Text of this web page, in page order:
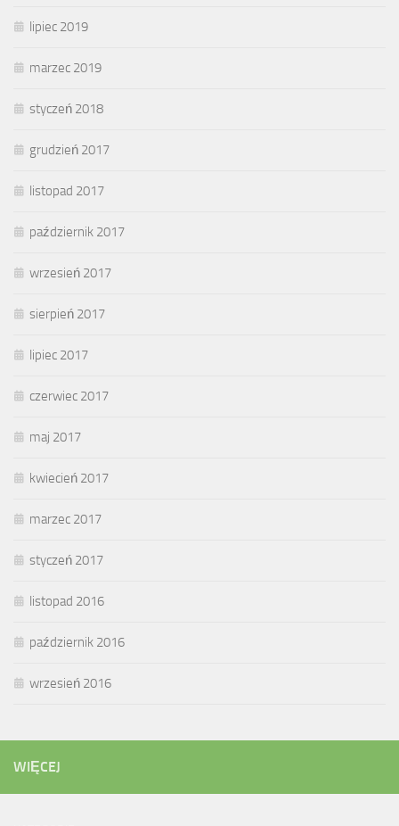
lipiec 2019
marzec 2019
styczeń 2018
grudzień 2017
listopad 2017
październik 2017
wrzesień 2017
sierpień 2017
lipiec 2017
czerwiec 2017
maj 2017
kwiecień 2017
marzec 2017
styczeń 2017
listopad 2016
październik 2016
wrzesień 2016
WIĘCEJ